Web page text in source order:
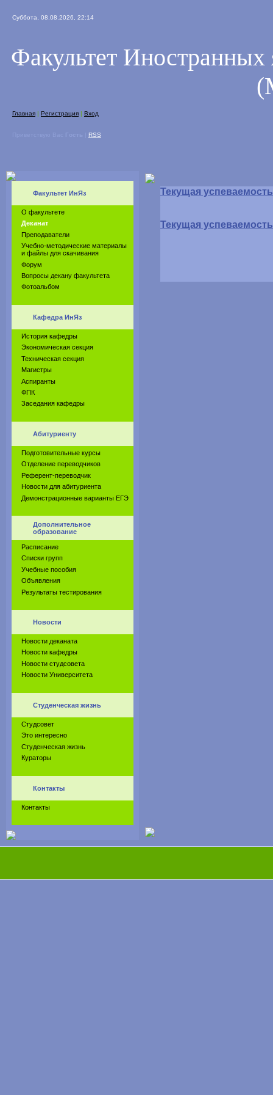
Суббота, 08.08.2026, 22:14
Факультет Иностранных
Главная | Регистрация | Вход
RSS
Факультет ИнЯз
О факультете
Деканат
Преподаватели
Учебно-методические материалы
и файлы для скачивания
Форум
Вопросы декану факультета
Фотоальбом
Кафедра ИнЯз
История кафедры
Экономическая секция
Техническая секция
Магистры
Аспиранты
ФПК
Заседания кафедры
Абитуриенту
Подготовительные курсы
Отделение переводчиков
Референт-переводчик
Новости для абитуриента
Демонстрационные варианты ЕГЭ
Дополнительное
образование
Расписание
Списки групп
Учебные пособия
Объявления
Результаты тестирования
Новости
Новости деканата
Новости кафедры
Новости студсовета
Новости Университета
Студенческая жизнь
Студсовет
Это интересно
Студенческая жизнь
Кураторы
Контакты
Контакты
Текущая
Текущая